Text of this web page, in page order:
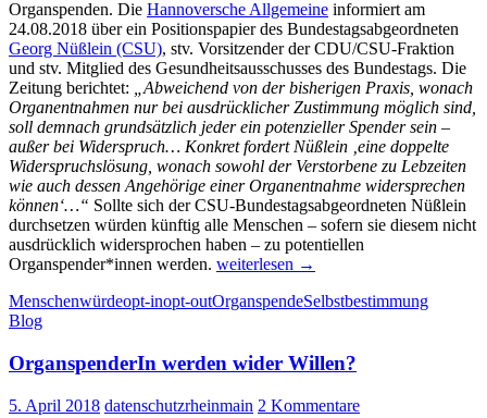
Lauterbach
(SPD)
Organspenden. Die Hannoversche Allgemeine informiert am
24.08.2018 über ein Positionspapier des Bundestagsabgeordneten
Georg Nüßlein (CSU), stv. Vorsitzender der CDU/CSU-Fraktion
und stv. Mitglied des Gesundheitsausschusses des Bundestags. Die
Zeitung berichtet:
„Abweichend von der bisherigen Praxis, wonach
Organentnahmen nur bei ausdrücklicher Zustimmung möglich sind,
soll demnach grundsätzlich jeder ein potenzieller Spender sein –
außer bei Widerspruch… Konkret fordert Nüßlein ‚eine doppelte
Widerspruchslösung, wonach sowohl der Verstorbene zu Lebzeiten
wie auch dessen Angehörige einer Organentnahme widersprechen
können‘…“ Sollte sich der CSU-Bundestagsabgeordneten Nüßlein
durchsetzen würden künftig alle Menschen – sofern sie diesem nicht
ausdrücklich widersprochen haben – zu potentiellen
Organspender*innen werden. CDU/CSU
Neuregelung
Organentnahme
Gesetz
weiterlesen →
Menschenwürdeopt-inopt-outOrganspendeSelbstbestimmung
Blog
OrganspenderIn werden wider Willen?
5. April 2018 datenschutzrheinmain 2 Kommentare